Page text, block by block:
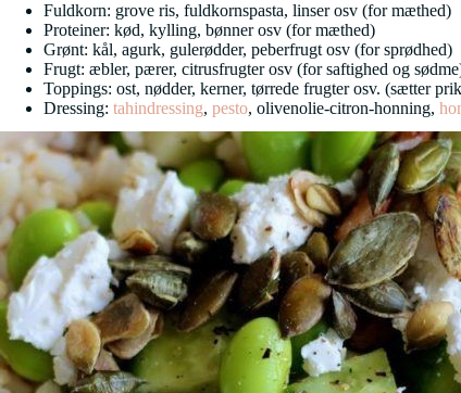
Fuldkorn: grove ris, fuldkornspasta, linser osv (for mæthed)
Proteiner: kød, kylling, bønner osv (for mæthed)
Grønt: kål, agurk, gulerødder, peberfrugt osv (for sprødhed)
Frugt: æbler, pærer, citrusfrugter osv (for saftighed og
Toppings: ost, nødder, kerner, tørrede frugter osv. (sætter
Dressing: tahindressing, pesto, olivenolie-citron-honning,